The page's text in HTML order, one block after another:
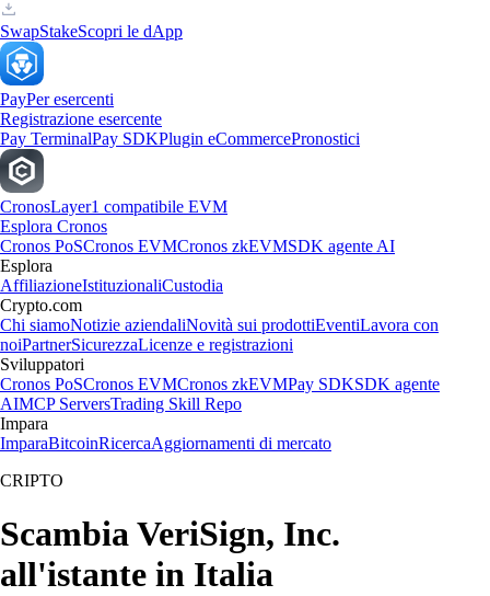
SwapStakeScopri le dApp
PayPer esercenti
Registrazione esercente
Pay TerminalPay SDKPlugin eCommercePronostici
CronosLayer1 compatibile EVM
Esplora Cronos
Cronos PoSCronos EVMCronos zkEVMSDK agente AI
Esplora
AffiliazioneIstituzionaliCustodia
Crypto.com
Chi siamoNotizie aziendaliNovità sui prodottiEventiLavora con
noiPartnerSicurezzaLicenze e registrazioni
Sviluppatori
Cronos PoSCronos EVMCronos zkEVMPay SDKSDK agente
AIMCP ServersTrading Skill Repo
Impara
ImparaBitcoinRicercaAggiornamenti di mercato
CRIPTO
Scambia VeriSign, Inc.
all'istante in Italia